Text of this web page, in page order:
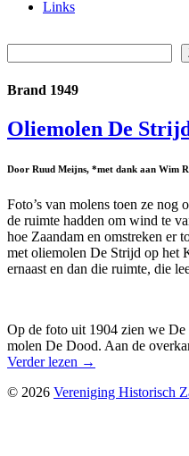
Links
Brand 1949
Oliemolen De
Door Ruud Meijns, *met dank aan Wim
Foto’s van molens toen ze nog
de ruimte hadden om wind te
hoe Zaandam en omstreken er
met oliemolen De Strijd op het
ernaast en dan die ruimte, die
Op de foto uit 1904 zien we
molen De Dood. Aan de
Verder lezen →
© 2026 Vereniging Historisch